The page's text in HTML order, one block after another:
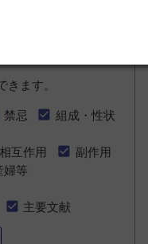
ます。
禁忌
組成・性状
相互作用
副作用
婦等
主要文献